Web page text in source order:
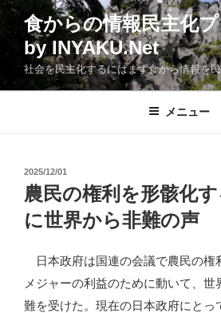
コ
食からの情報民主化
by INYAKU.Net
社会を民主化するにはまず食から情報を
メニュー
投
稿
日:
2025/12/01
農民の権利を形骸化
に世界から非難の声
日本政府は国連の会議で農民の権
メジャーの利益のために動いて、
難を受けた。現在の日本政府にとっ